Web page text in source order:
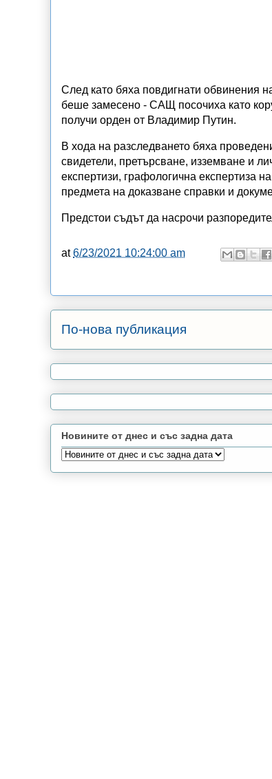
След като бяха повдигнати обвинения
беше замесено - САЩ посочиха като
получи орден от Владимир Путин.
В хода на разследването бяха
свидетели, претърсване, изземване и
експертизи, графологична експертиза
предмета на доказване справки и
Предстои съдът да насрочи
at6/23/2021 10:24:00 am
По-нова публикация
Новините от днес и със задна дата